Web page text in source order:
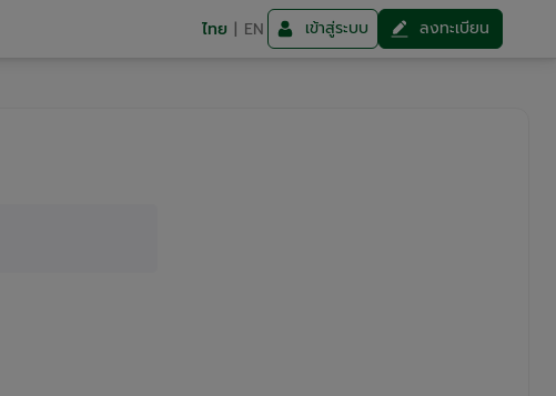
ไทย | EN เข้าสู่ระบบ ลงทะเบียน